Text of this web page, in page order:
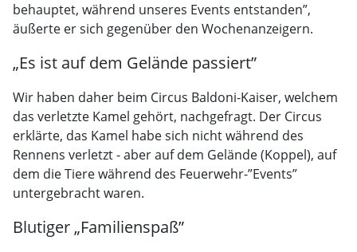
behauptet, während unseres Events entstanden”,
äußerte er sich gegenüber den Wochenanzeigern.
„Es ist auf dem Gelände passiert”
Wir haben daher beim Circus Baldoni-Kaiser, welchem
das verletzte Kamel gehört, nachgefragt. Der Circus
erklärte, das Kamel habe sich nicht während des
Rennens verletzt - aber auf dem Gelände (Koppel), auf
dem die Tiere während des Feuerwehr-”Events”
untergebracht waren.
Blutiger „Familienspaß”